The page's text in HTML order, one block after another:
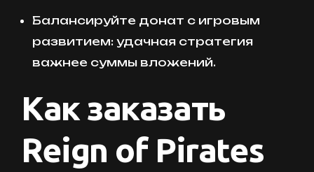
Балансируйте донат с игровым
развитием: удачная стратегия
важнее суммы вложений.
Как заказать
Reign of Pirates